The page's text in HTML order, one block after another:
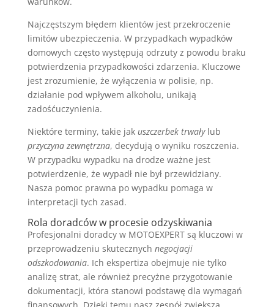
Najczęstszym błędem klientów jest przekroczenie
limitów ubezpieczenia. W przypadkach wypadków
domowych często występują odrzuty z powodu braku
potwierdzenia przypadkowości zdarzenia. Kluczowe
jest zrozumienie, że wyłączenia w polisie, np.
działanie pod wpływem alkoholu, unikają
zadośćuczynienia.
Niektóre terminy, takie jak uszczerbek trwałylub
przyczyna zewnętrzna, decydują o wyniku roszczenia.
W przypadku wypadku na drodze ważne jest
potwierdzenie, że wypadł nie był przewidziany.
Nasza pomoc prawna po wypadku pomaga w
interpretacji tych zasad.
Rola doradców w procesie odzyskiwania
Profesjonalni doradcy w MOTOEXPERT są kluczowi w
przeprowadzeniu skutecznych negocjacji
odszkodowania. Ich ekspertiza obejmuje nie tylko
analizę strat, ale również precyżne przygotowanie
dokumentacji, która stanowi podstawę dla wymagań
finansowych. Dzięki temu nasz zespół zwiększa